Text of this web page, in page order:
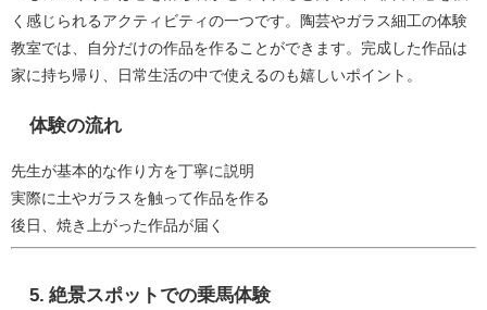
く感じられるアクティビティの一つです。陶芸やガラス細工の体験
教室では、自分だけの作品を作ることができます。完成した作品は
家に持ち帰り、日常生活の中で使えるのも嬉しいポイント。
体験の流れ
先生が基本的な作り方を丁寧に説明
実際に土やガラスを触って作品を作る
後日、焼き上がった作品が届く
5. 絶景スポットでの乗馬体験